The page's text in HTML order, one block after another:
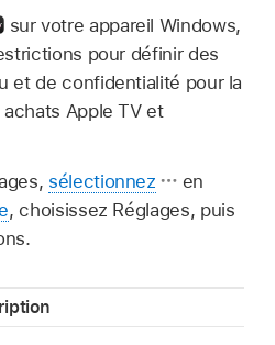
sur votre appareil Windows,
pour définir des
et de confidentialité pour la
Apple TV et
sélectionnez
en
, choisissez Réglages, puis